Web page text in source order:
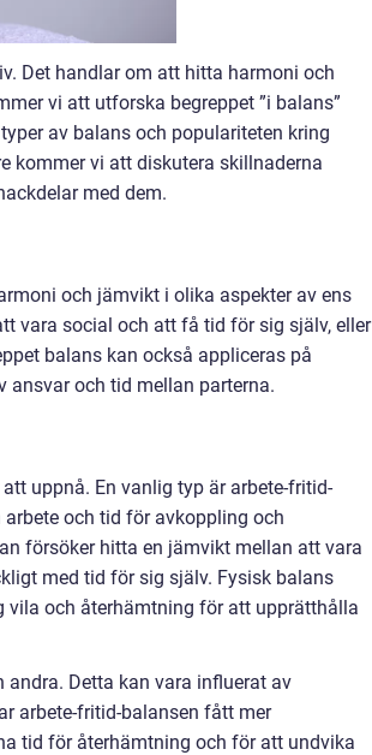
Det handlar om att hitta harmoni och
vi att utforska begreppet ”i balans”
av balans och populariteten kring
kommer vi att diskutera skillnaderna
med dem.
och jämvikt i olika aspekter av ens
vara social och att få tid för sig själv, eller
balans kan också appliceras på
ansvar och tid mellan parterna.
uppnå. En vanlig typ är arbete-fritid-
och tid för avkoppling och
försöker hitta en jämvikt mellan att vara
med tid för sig själv. Fysisk balans
vila och återhämtning för att upprätthålla
Detta kan vara influerat av
arbete-fritid-balansen fått mer
tid för återhämtning och för att undvika